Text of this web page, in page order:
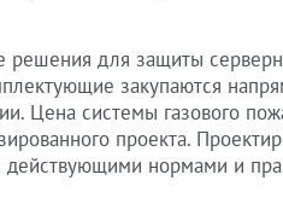
решения для защиты
закупаются
Цена системы газового
проекта.
действующими нормами и